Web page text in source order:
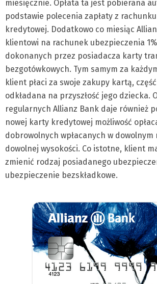
miesięcznie. Opłata ta jest pobierana
podstawie polecenia zapłaty z
kredytowej. Dodatkowo co miesiąc
klientowi na rachunek ubezpieczenia
dokonanych przez posiadacza karty
bezgotówkowych. Tym samym za
klient płaci za swoje zakupy kartą,
odkładana na przyszłość jego dziecka.
regularnych Allianz Bank daje również
nowej karty kredytowej możliwość
dobrowolnych wpłacanych w dowolnym
dowolnej wysokości. Co istotne, klient
zmienić rodzaj posiadanego
ubezpieczenie bezskładkowe.